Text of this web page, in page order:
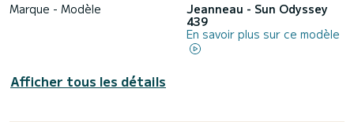
Marque - Modèle
Jeanneau - Sun Odyssey
439
En savoir plus sur ce modèle
Afficher tous les détails